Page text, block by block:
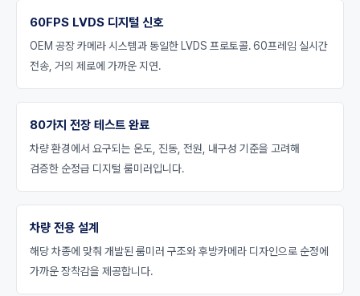
60FPS LVDS 디지털 신호
OEM 공장 카메라 시스템과 동일한 LVDS 프로토콜. 60프레임 실시간
전송, 거의 제로에 가까운 지연.
80가지 전장 테스트 완료
차량 환경에서 요구되는 온도, 진동, 전원, 내구성 기준을 고려해
검증한 순정급 디지털 룸미러입니다.
차량 전용 설계
해당 차종에 맞춰 개발된 룸미러 구조와 후방카메라 디자인으로 순정에
가까운 장착감을 제공합니다.